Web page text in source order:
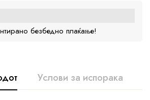
безбедно плаќање!
Услови за испорака